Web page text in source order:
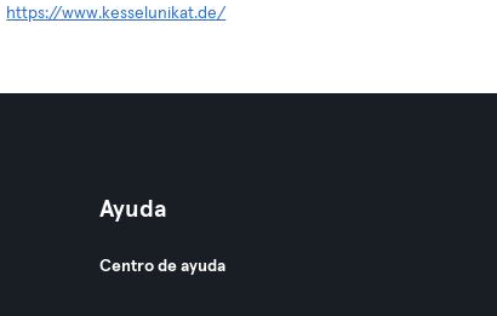
https://www.kesselunikat.de/
Ayuda
Centro de ayuda